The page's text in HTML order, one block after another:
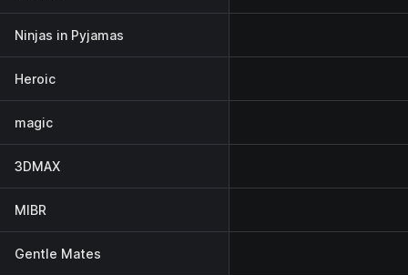
Ninjas in Pyjamas
Heroic
magic
3DMAX
MIBR
Gentle Mates